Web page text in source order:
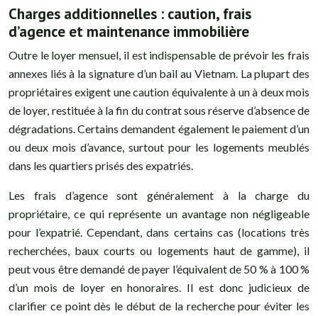
Charges additionnelles : caution, frais
d’agence et maintenance immobilière
Outre le loyer mensuel, il est indispensable de prévoir les frais
annexes liés à la signature d’un bail au Vietnam. La plupart des
propriétaires exigent une caution équivalente à un à deux mois
de loyer, restituée à la fin du contrat sous réserve d’absence de
dégradations. Certains demandent également le paiement d’un
ou deux mois d’avance, surtout pour les logements meublés
dans les quartiers prisés des expatriés.
Les frais d’agence sont généralement à la charge du
propriétaire, ce qui représente un avantage non négligeable
pour l’expatrié. Cependant, dans certains cas (locations très
recherchées, baux courts ou logements haut de gamme), il
peut vous être demandé de payer l’équivalent de 50 % à 100 %
d’un mois de loyer en honoraires. Il est donc judicieux de
clarifier ce point dès le début de la recherche pour éviter les